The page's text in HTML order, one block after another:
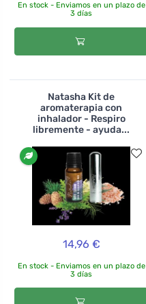
En stock - Enviamos en un plazo de
3 días
Natasha Kit de
aromaterapia con
inhalador - Respiro
libremente - ayuda...
14,96 €
En stock - Enviamos en un plazo de
3 días